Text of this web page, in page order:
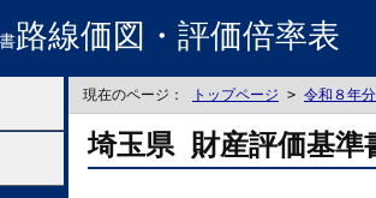
路線価図・評価倍率表
現在のページ： トップページ > 令和８年分
埼玉県 財産評価基準